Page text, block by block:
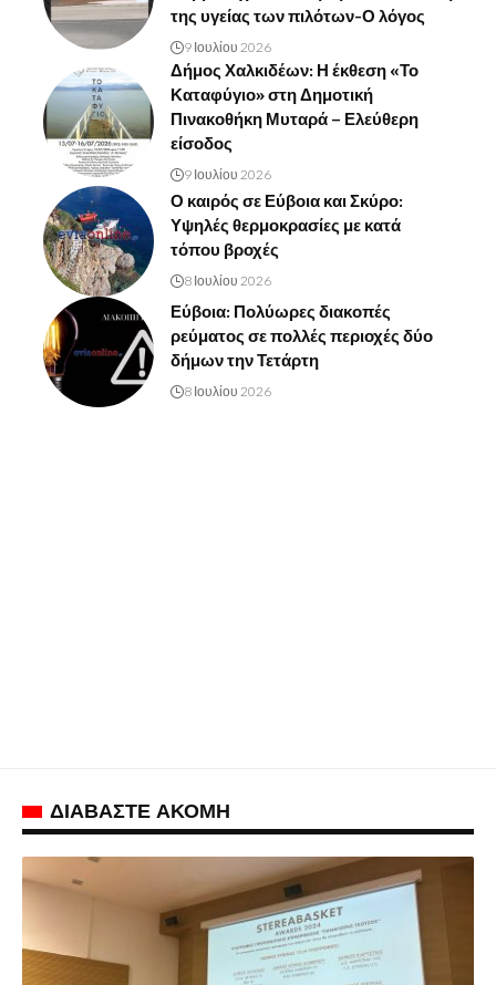
της υγείας των πιλότων-Ο λόγος
9 Ιουλίου 2026
Δήμος Χαλκιδέων: Η έκθεση «Το
Καταφύγιο» στη Δημοτική
Πινακοθήκη Μυταρά – Ελεύθερη
είσοδος
9 Ιουλίου 2026
Ο καιρός σε Εύβοια και Σκύρο:
Υψηλές θερμοκρασίες με κατά
τόπου βροχές
8 Ιουλίου 2026
Εύβοια: Πολύωρες διακοπές
ρεύματος σε πολλές περιοχές δύο
δήμων την Τετάρτη
8 Ιουλίου 2026
ΔΙΑΒΑΣΤΕ ΑΚΟΜΗ